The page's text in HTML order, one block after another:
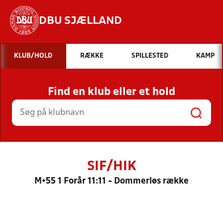
DBU SJÆLLAND
Hvad vil du søge efter?
INDHOLD OG NYHEDER
STILLINGER, RESULTATER, KLUBBER OG
HOLD
KLUB/HOLD RÆKKE SPILLESTED KAMP
Find en klub eller et hold
SIF/HIK
M+55 1 Forår 11:11 - Dommerløs række